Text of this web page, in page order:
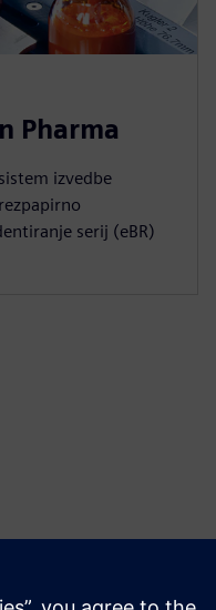
Pharma
izvedbe
serij (eBR)